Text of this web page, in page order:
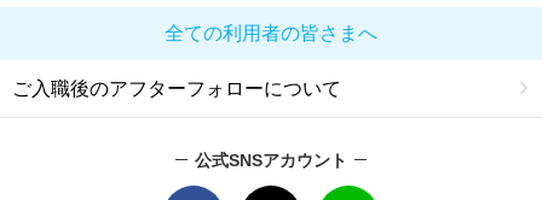
全ての利用者の皆さまへ
ご入職後のアフターフォローについて
公式SNSアカウント